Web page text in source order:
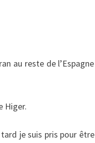
au reste de l’Espagne
Higer.
je suis pris pour être